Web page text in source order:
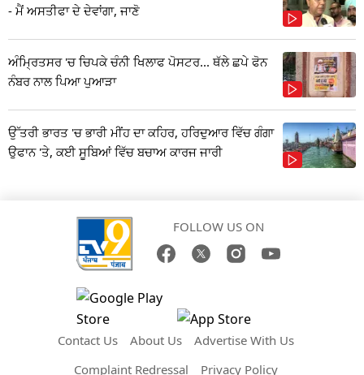
- ਮੈਂ ਅਸਤੀਫਾ ਦੇ ਦੇਵਾਂਗਾ, ਜਾਣੋ
ਅੰਮ੍ਰਿਤਸਰ 'ਚ ਚਿਪਕੇ ਚੰਨੀ ਖਿਲਾਫ ਪੋਸਟਰ... ਥੱਲੇ ਛਪੇ ਫੋਨ
ਨੰਬਰ ਨਾਲ ਪਿਆ ਪੁਆੜਾ
ਉੱਤਰੀ ਭਾਰਤ 'ਚ ਭਾਰੀ ਮੀਂਹ ਦਾ ਕਹਿਰ, ਹਰਿਦੁਆਰ ਵਿੱਚ ਗੰਗਾ
ਉਫਾਨ 'ਤੇ, ਕਈ ਸੂਬਿਆਂ ਵਿੱਚ ਬਚਾਅ ਕਾਰਜ ਜਾਰੀ
FOLLOW US ON
Contact Us About Us
Advertise With Us
Complaint Redressal
Privacy Policy